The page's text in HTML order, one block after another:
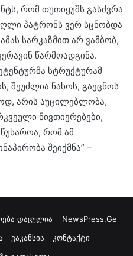
რომ თუთიყუშს გასძვრა
პატრონს ვერ სცნობდა
სარკაზმით არ ვამბობ,
წარმოადგინა.
სტრუქტურამ
შეუძლია ნახოს, გაეცნოს
არის აუცილებლობა,
ნივთიერებები,
რომ ამ
შეიქმნა” –
დაცულია NewsPress.Ge
ვაკანსია
კონტაქტი